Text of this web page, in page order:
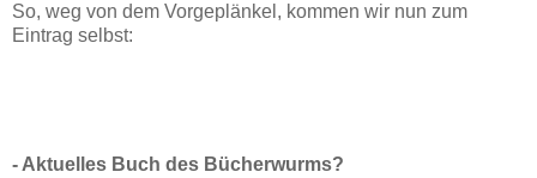
So, weg von dem Vorgeplänkel, kommen wir nun zum
Eintrag selbst:
- Aktuelles Buch des Bücherwurms?